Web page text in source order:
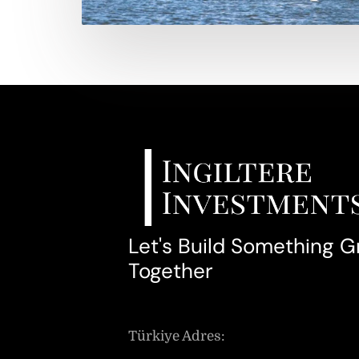
Let's Build Something
Together
Türkiye Adres: